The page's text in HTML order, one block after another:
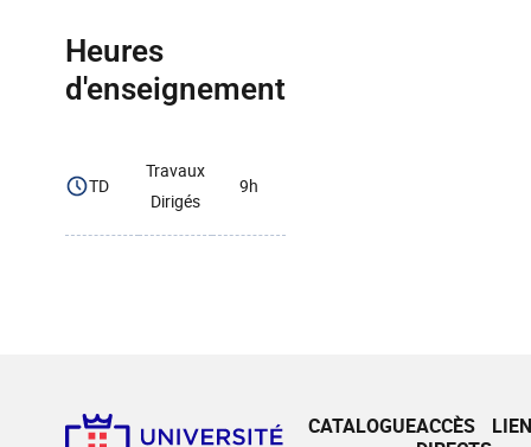
Heures
d'enseignement
TD
Travaux
Dirigés
9h
CATALOGUEACCÈS